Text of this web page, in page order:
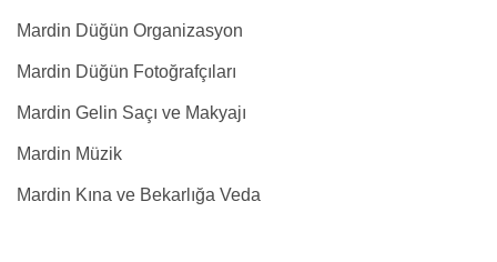
Mardin Düğün Organizasyon
Mardin Düğün Fotoğrafçıları
Mardin Gelin Saçı ve Makyajı
Mardin Müzik
Mardin Kına ve Bekarlığa Veda